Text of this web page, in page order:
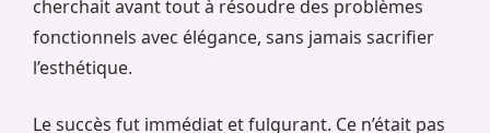
cherchait avant tout à résoudre des problèmes
fonctionnels avec élégance, sans jamais sacrifier
l’esthétique.
Le succès fut immédiat et fulgurant. Ce n’était pas